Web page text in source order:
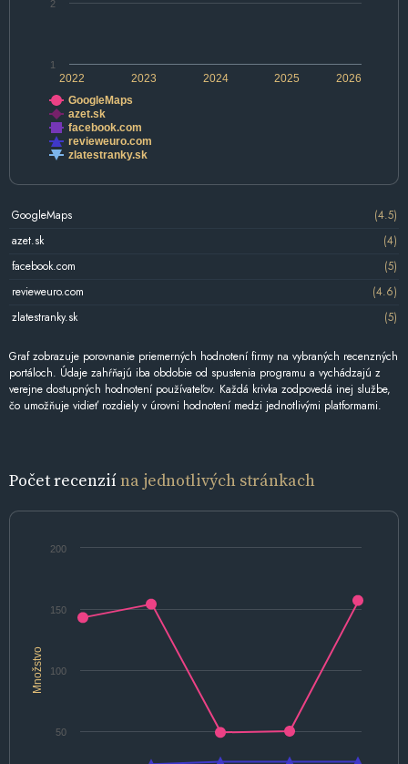
2022 2024 2026
2023 2025
1
2
GoogleMaps
azet.sk
facebook.com
revieweuro.com
zlatestranky.sk
GoogleMaps
(4.5)
azet.sk
(4)
facebook.com
(5)
revieweuro.com
(4.6)
zlatestranky.sk
(5)
Graf zobrazuje porovnanie priemerných hodnotení firmy na vybraných recenzných
portáloch. Údaje zahŕňajú iba obdobie od spustenia programu a vychádzajú z
verejne dostupných hodnotení používateľov. Každá krivka zodpovedá inej službe,
čo umožňuje vidieť rozdiely v úrovni hodnotení medzi jednotlivými platformami.
Počet recenziína jednotlivých stránkach
Množstvo
50
100
150
200